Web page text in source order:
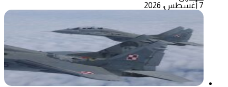
7 أغسطس، 2026